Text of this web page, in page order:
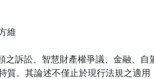
維
訴訟、智慧財產權爭議、金融、
。其論述不僅止於現行法規之適